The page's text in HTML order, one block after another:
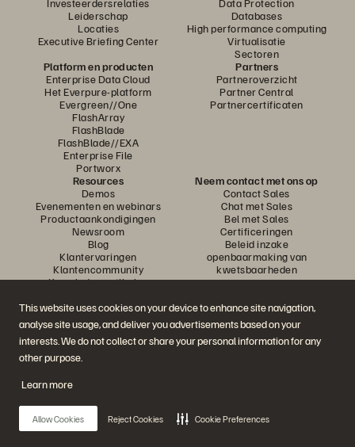
This website uses cookies on your device to enhance site navigation,
analyse site usage, and deliver you advertisements based on your
interests. We do not collect or share your personal information for any
other purpose.
Learn more
Allow Cookies Reject Cookies Cookie Preferences
Investeerdersrelaties
Leiderschap
Locaties
Executive Briefing Center
Data Protection
Databases
High performance computing
Virtualisatie
Sectoren
Platform en producten
Enterprise Data Cloud
Het Everpure-platform
Evergreen//One
FlashArray
FlashBlade
FlashBlade//EXA
Enterprise File
Portworx
Partners
Partneroverzicht
Partner Central
Partnercertificaten
Resources
Demos
Evenementen en webinars
Productaankondigingen
Newsroom
Blog
Klantervaringen
Klantencommunity
Knowledge-artikelen
Neem contact met ons op
Contact Sales
Chat met Sales
Bel met Sales
Certificeringen
Beleid inzake
openbaarmaking van
kwetsbaarheden
Neem deel aan het gesprek
Volg alle officiële sociale kanalen van Everpure
© 2026 Everpure, Inc. Alle rechten voorbehouden.
PrivacyAlgemene voorwaarden websiteLegalVertrouwenscentrum